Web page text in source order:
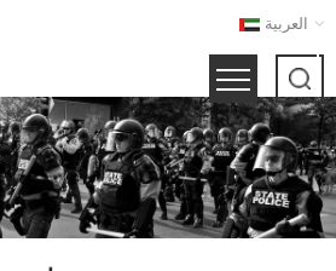
العربية